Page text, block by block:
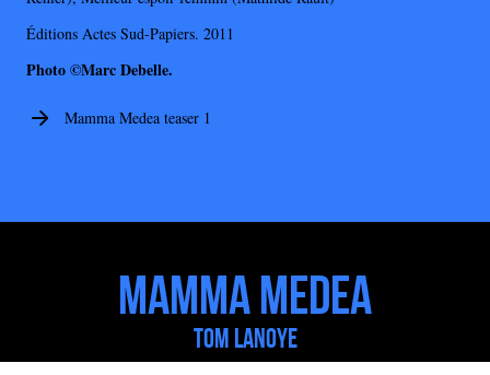
Éditions Actes Sud-Papiers. 2011
Photo ©Marc Debelle.
Mamma Medea teaser 1
Mamma Medea
Tom Lanoye